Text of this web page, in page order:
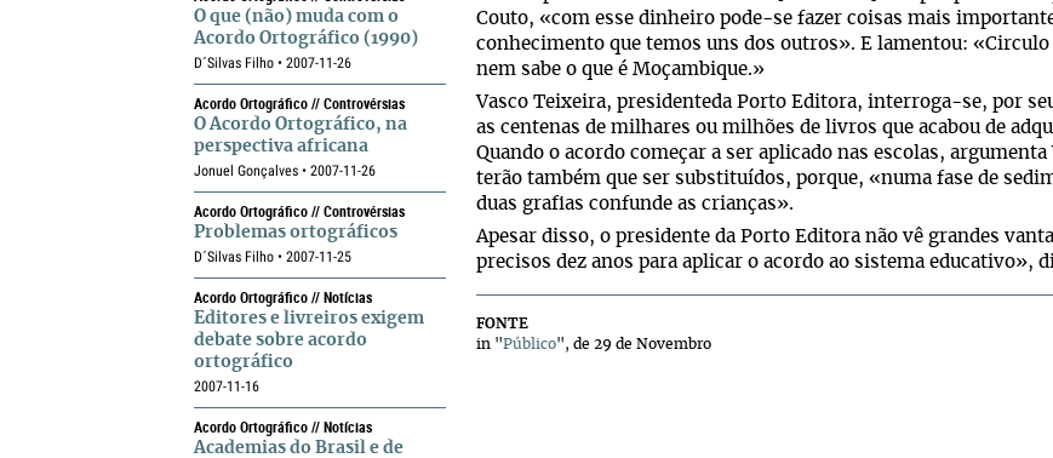
O que (não) muda com o
Acordo Ortográfico (1990)
D´Silvas Filho • 2007-11-26
Acordo Ortográfico // Controvérsias
O Acordo Ortográfico, na
perspectiva africana
Jonuel Gonçalves • 2007-11-26
Acordo Ortográfico // Controvérsias
Problemas ortográficos
D´Silvas Filho • 2007-11-25
Acordo Ortográfico // Notícias
Editores e livreiros exigem
debate sobre acordo
ortográfico
2007-11-16
Acordo Ortográfico // Notícias
Academias do Brasil e de
Couto, «com esse dinheiro pode-se fazer coisas mais
conhecimento que temos uns dos outros». E lamentou: «Circulo
nem sabe o que é Moçambique.»
Vasco Teixeira, presidenteda Porto Editora, interroga-se, por
as centenas de milhares ou milhões de livros que acabou de
Quando o acordo começar a ser aplicado nas escolas,
terão também que ser substituídos, porque, «numa fase de
duas grafias confunde as crianças».
Apesar disso, o presidente da Porto Editora não vê grandes
precisos dez anos para aplicar o acordo ao sistema educativo»,
FONTE
in "Público", de 29 de Novembro